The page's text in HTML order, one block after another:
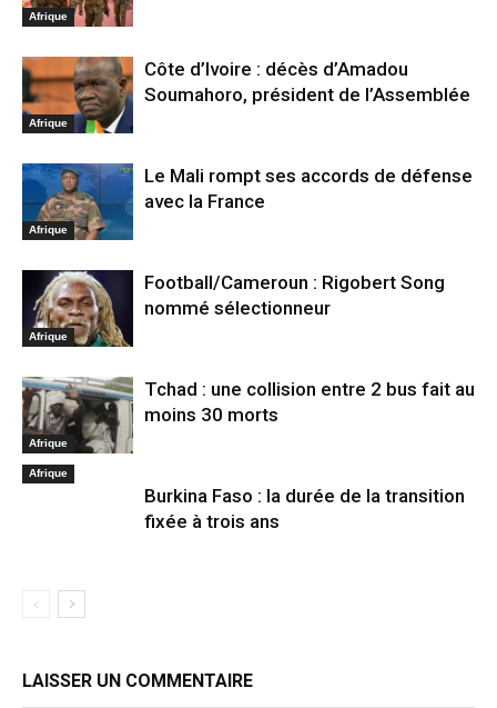
Afrique
Afrique
Côte d’Ivoire : décès d’Amadou
Soumahoro, président de l’Assemblée
Afrique
Le Mali rompt ses accords de défense
avec la France
Afrique
Football/Cameroun : Rigobert Song
nommé sélectionneur
Afrique
Tchad : une collision entre 2 bus fait au
moins 30 morts
Afrique
Burkina Faso : la durée de la transition
fixée à trois ans
LAISSER UN COMMENTAIRE